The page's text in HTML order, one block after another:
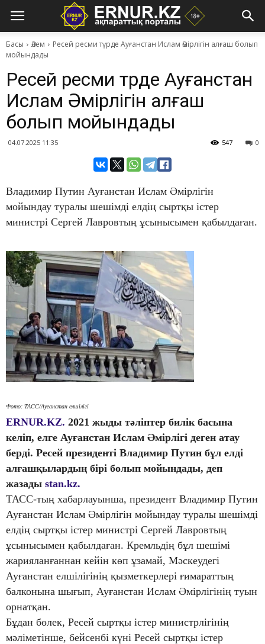
Басы Әлем
Ресей ресми түрде Ауғанстан Ислам Әмірлігін алғаш болып
мойындады
Ресей ресми түрде Ауғанстан
Ислам Әмірлігін алғаш
болып мойындады
04.07.2025 11:35 0
547
Владимир Путин Ауғанстан Ислам Әмірлігін
мойындау туралы шешімді елдің сыртқы істер
министрі Сергей Лавровтың ұсынысымен қабылдаған.
Фото: ТАСС/Ауғанстан елшілігі
ERNUR.KZ. 2021 жыды тәліптер билік басына
келіп, елге Ауғанстан Ислам Әмірлігі деген атау
берді. Ресей президенті Владимир Путин бұл елді
алғашқылардың бірі болып мойындады, деп
жазады stan.kz.
ТАСС-тың хабарлауынша, президент Владимир Путин
Ауғанстан Ислам Әмірлігін мойындау туралы шешімді
елдің сыртқы істер министрі Сергей Лавровтың
ұсынысымен қабылдаған. Кремльдің бұл шешімі
жарияланғаннан кейін көп ұзамай, Мәскеудегі
Ауғанстан елшілігінің қызметкерлері ғимараттың
балконына шығып, Ауғанстан Ислам Әмірлігінің туын
орнатқан.
Бұдан бөлек, Ресей сыртқы істер министрлігінің
мәліметінше, бейсенбі күні Ресей сыртқы істер